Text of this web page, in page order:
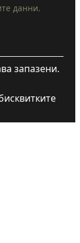
данни.
запазени.